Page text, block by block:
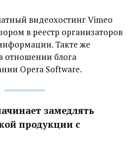
видеохостинг Vimeo
в реестр организаторов
Такте же
отношении блога
Opera Software.
замедлять
продукции с